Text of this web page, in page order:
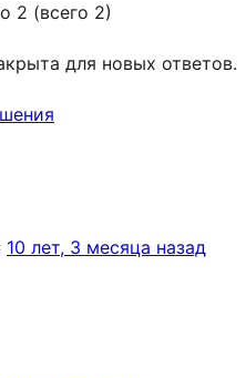
2 (всего 2)
для новых ответов.
10 лет, 3 месяца назад